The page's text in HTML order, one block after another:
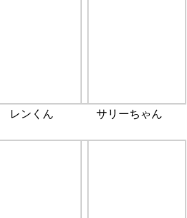
レンくん サリーちゃん